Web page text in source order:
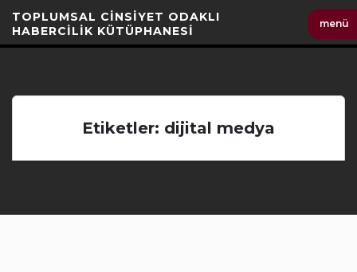
Geç
TOPLUMSAL CİNSİYET ODAKLI
HABERCİLİK KÜTÜPHANESİ
menü
Etiketler: dijital medya